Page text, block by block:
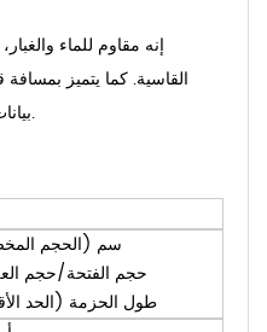
إنه مقاوم للماء
القاسية. كما يتميز
بيانات فعال، ويعزز كفاءة العمل ودقته.
45 سم (الحجم
حجم الفتحة/حجم العلم:
طول الحزمة (الحد